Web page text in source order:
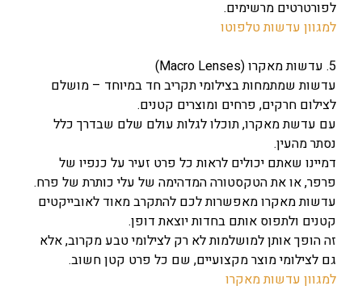
לפורטרטים מרשימים.
למגוון עדשות טלפוטו
5. עדשות מאקרו (Macro Lenses)
עדשות שמתמחות בצילומי תקריב חד במיוחד – מושלם
לצילום חרקים, פרחים ומוצרים קטנים.
עם עדשת מאקרו, תוכלו לגלות עולם שלם שבדרך כלל
נסתר מהעין.
דמיינו שאתם יכולים לראות כל פרט זעיר על כנפיו של
פרפר, או את הטקסטורה המדהימה של עלי כותרת של פרח.
עדשות מאקרו מאפשרות לכם להתקרב מאוד לאובייקטים
קטנים ולתפוס אותם בחדות יוצאת דופן.
זה הופך אותן למושלמות לא רק לצילומי טבע מקרוב, אלא
גם לצילומי מוצר מקצועיים, שם כל פרט קטן חשוב.
למגוון עדשות מאקרו